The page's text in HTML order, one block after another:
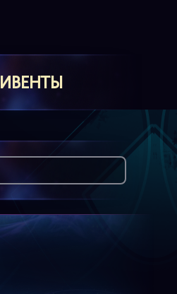
ИВЕНТЫ